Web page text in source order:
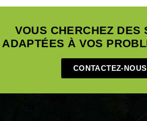
VOUS CHERCHEZ DES
ADAPTÉES À VOS
CONTACTEZ-